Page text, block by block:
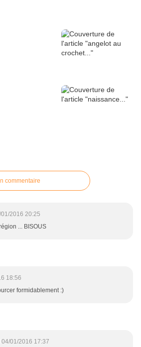
commentaire
2016 20:25
... BISOUS
18:56
formidablement :)
04/01/2016 17:37